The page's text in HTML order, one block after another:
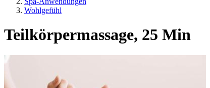
Wohlgefühl
Teilkörpermassage, 25 Min